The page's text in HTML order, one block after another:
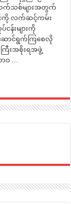
ဆက်သစ်များအတွက်
င်ကို လက်ဆင့်ကမ်း
န်းများကို
ောင်ရွက်ကြစေလို
ကြီးအစိုးရအဖွဲ့
ဝ …